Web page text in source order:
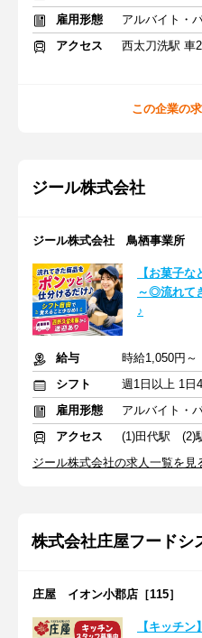
雇用形態
アルバイト・
アクセス
西太刀洗駅 車
この企業の
ジール株式会社
ジール株式会社 鳥栖事業所
【お菓子
～◎流れて
♪
給与
時給1,050円～
シフト
雇用形態
アルバイト・
アクセス
(1)田代駅 (2)
ジール株式会社の求人一覧を見
株式会社庄屋フードシ
庄屋 イオン小郡店［115］
【キッチ